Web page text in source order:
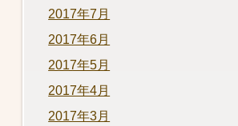
2017年7月
2017年6月
2017年5月
2017年4月
2017年3月